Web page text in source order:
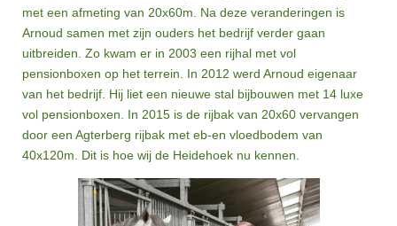
met een afmeting van 20x60m. Na deze veranderingen is
Arnoud samen met zijn ouders het bedrijf verder gaan
uitbreiden. Zo kwam er in 2003 een rijhal met vol
pensionboxen op het terrein. In 2012 werd Arnoud eigenaar
van het bedrijf. Hij liet een nieuwe stal bijbouwen met 14 luxe
vol pensionboxen. In 2015 is de rijbak van 20x60 vervangen
door een Agterberg rijbak met eb-en vloedbodem van
40x120m. Dit is hoe wij de Heidehoek nu kennen.